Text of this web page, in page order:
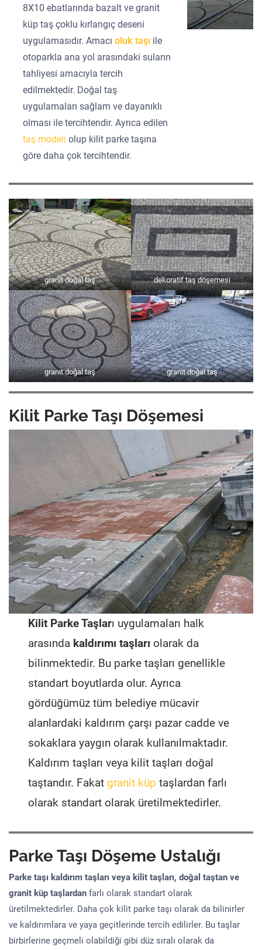
8X10 ebatlarında bazalt ve granit
küp taş çoklu kırlangıç deseni
uygulamasıdır. Amacıoluk taşı ile
otoparkla ana yol arasındaki suların
tahliyesi amacıyla tercih
edilmektedir. Doğal taş
uygulamaları sağlam ve dayanıklı
olması ile tercihtendir. Ayrıca edilen
taş modeliolup kilit parke taşına
göre daha çok tercihtendir.
granit doğal taş dekoratif taş döşemesi
granit doğal taş granit doğal taş
Kilit Parke Taşı Döşemesi
Kilit Parke Taşları uygulamaları halk
arasında kaldırımı taşları olarak da
bilinmektedir. Bu parke taşları genellikle
standart boyutlarda olur. Ayrıca
gördüğümüz tüm belediye mücavir
alanlardaki kaldırım çarşı pazar cadde ve
sokaklara yaygın olarak kullanılmaktadır.
Kaldırım taşları veya kilit taşları doğal
taştandır. Fakat granit küp taşlardan farlı
olarak standart olarak üretilmektedirler.
Parke Taşı Döşeme Ustalığı
Parke taşı kaldırım taşları veya kilit taşları, doğal taştan ve
granit küp taşlardan farlı olarak standart olarak
üretilmektedirler. Daha çok kilit parke taşı olarak da bilinirler
ve kaldırımlara ve yaya geçitlerinde tercih edilirler. Bu taşlar
birbirlerine geçmeli olabildiği gibi düz sıralı olarak da